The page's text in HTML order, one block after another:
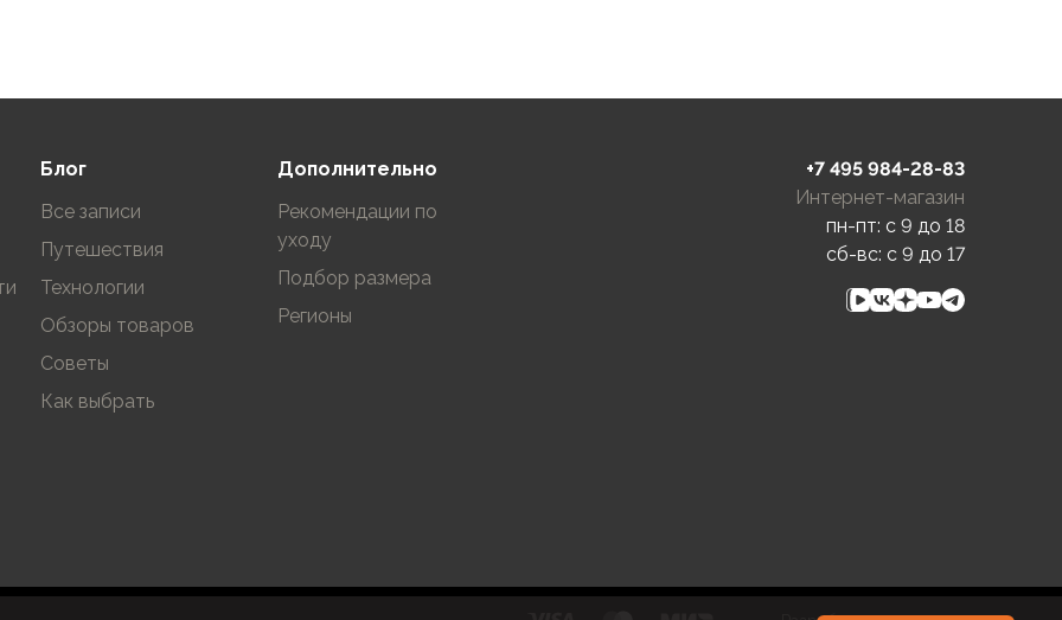
Блог
Все записи
Путешествия
Технологии
Обзоры товаров
Советы
Как выбрать
Дополнительно
Рекомендации по
уходу
Подбор размера
Регионы
+7 495 984-28-83
Интернет-магазин
пн-пт: c 9 до 18
сб-вс: c 9 до 17